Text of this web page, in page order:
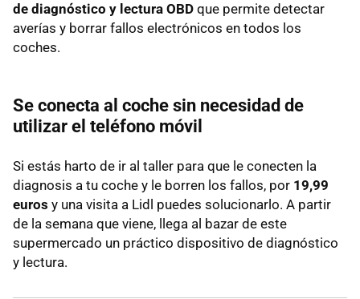
de diagnóstico y lectura OBD que permite detectar
averías y borrar fallos electrónicos en todos los
coches.
Se conecta al coche sin necesidad de
utilizar el teléfono móvil
Si estás harto de ir al taller para que le conecten la
diagnosis a tu coche y le borren los fallos, por 19,99
euros y una visita a Lidl puedes solucionarlo. A partir
de la semana que viene, llega al bazar de este
supermercado un práctico dispositivo de diagnóstico
y lectura.